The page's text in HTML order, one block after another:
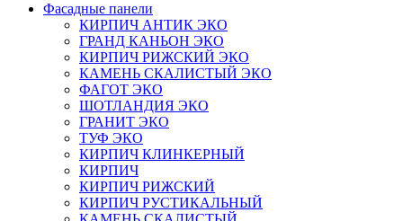
Фасадные панели
КИРПИЧ АНТИК ЭКО
ГРАНД КАНЬОН ЭКО
КИРПИЧ РИЖСКИЙ ЭКО
КАМЕНЬ СКАЛИСТЫЙ ЭКО
ФАГОТ ЭКО
ШОТЛАНДИЯ ЭКО
ГРАНИТ ЭКО
ТУФ ЭКО
КИРПИЧ КЛИНКЕРНЫЙ
КИРПИЧ
КИРПИЧ РИЖСКИЙ
КИРПИЧ РУСТИКАЛЬНЫЙ